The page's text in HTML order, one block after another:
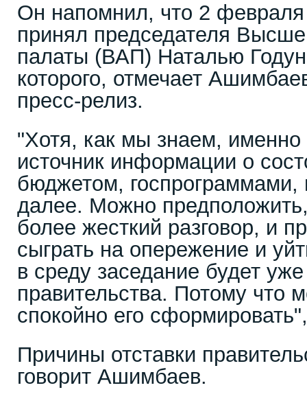
Он напомнил, что 2 февраля
принял председателя
палаты (ВАП) Наталью
которого, отмечает
пресс-релиз.
"Хотя, как мы знаем,
источник информации о
бюджетом, госпрограммами,
далее. Можно
более жесткий разговор, и
сыграть на опережение и
в среду заседание будет
правительства. Потому что
спокойно его
Причины отставки
говорит Ашимбаев.